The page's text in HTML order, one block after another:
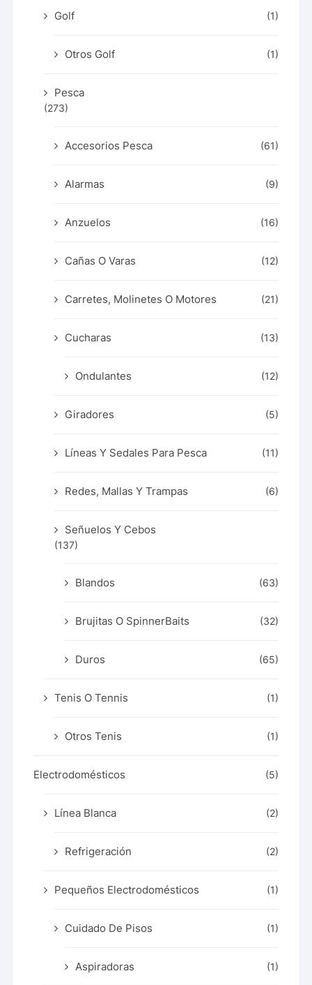
Golf (1)
Otros Golf (1)
Pesca
(273)
Accesorios Pesca (61)
Alarmas (9)
Anzuelos (16)
Cañas O Varas (12)
Carretes, Molinetes O Motores (21)
Cucharas (13)
Ondulantes (12)
Giradores (5)
Líneas Y Sedales Para Pesca (11)
Redes, Mallas Y Trampas (6)
Señuelos Y Cebos
(137)
Blandos (63)
Brujitas O SpinnerBaits (32)
Duros (65)
Tenis O Tennis (1)
Otros Tenis (1)
Electrodomésticos (5)
Línea Blanca (2)
Refrigeración (2)
Pequeños Electrodomésticos (1)
Cuidado De Pisos (1)
Aspiradoras (1)